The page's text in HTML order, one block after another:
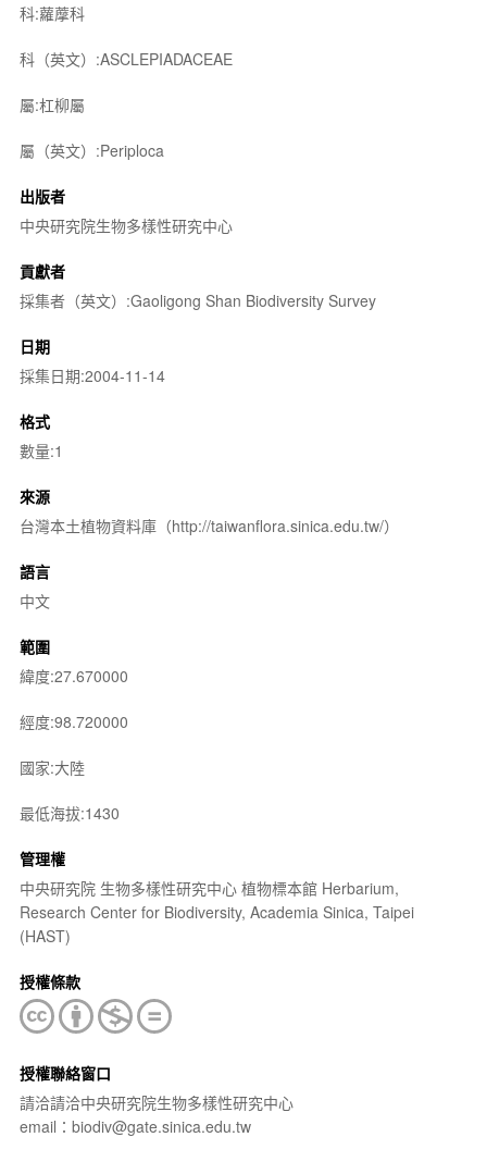
科:蘿藦科
科（英文）:ASCLEPIADACEAE
屬:杠柳屬
屬（英文）:Periploca
出版者
中央研究院生物多樣性研究中心
貢獻者
採集者（英文）:Gaoligong Shan Biodiversity Survey
日期
採集日期:2004-11-14
格式
數量:1
來源
台灣本土植物資料庫（http://taiwanflora.sinica.edu.tw/）
語言
中文
範圍
緯度:27.670000
經度:98.720000
國家:大陸
最低海拔:1430
管理權
中央研究院 生物多樣性研究中心 植物標本館 Herbarium,
Research Center for Biodiversity, Academia Sinica, Taipei
(HAST)
授權條款
授權聯絡窗口
請洽請洽中央研究院生物多樣性研究中心
email：biodiv@gate.sinica.edu.tw